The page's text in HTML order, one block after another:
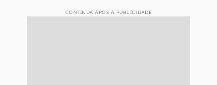
CONTINUA APÓS A PUBLICIDADE